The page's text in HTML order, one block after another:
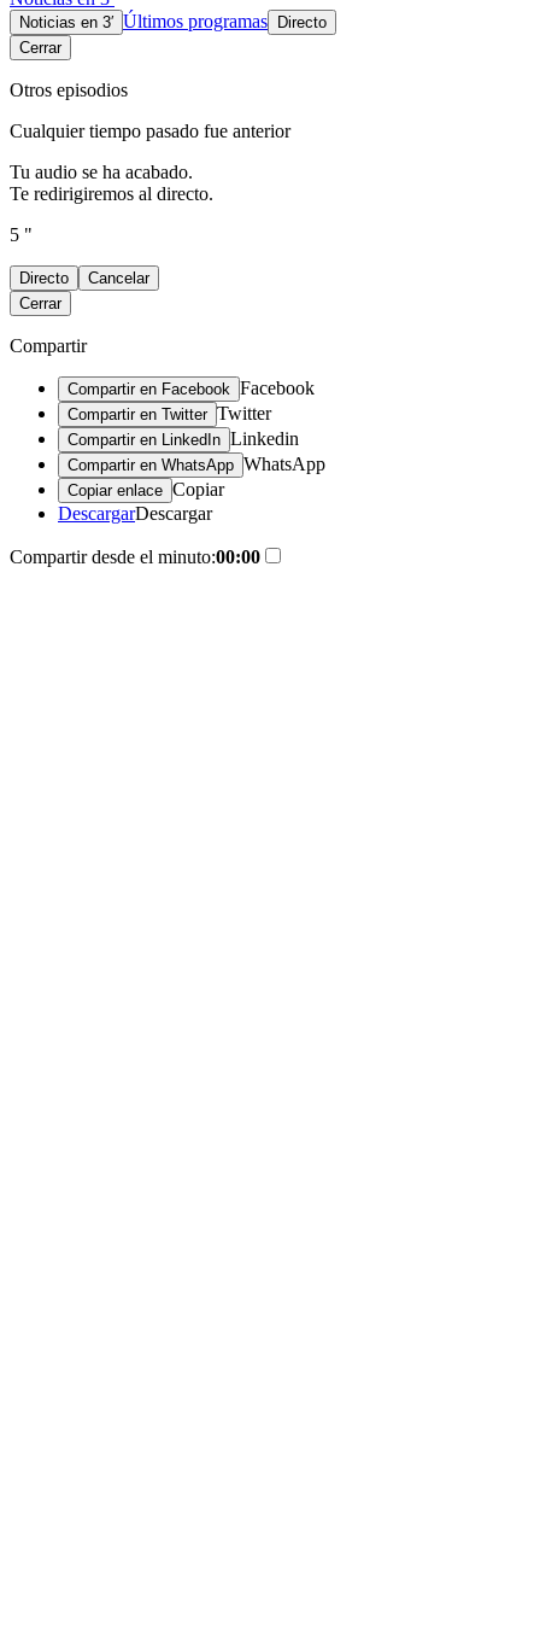
Noticias en 3′ Últimos programas
Directo
Cerrar
Otros episodios
Cualquier tiempo pasado fue anterior
Tu audio se ha acabado.
Te redirigiremos al directo.
5 "
Directo
Cancelar
Cerrar
Compartir
Compartir en Facebook Facebook
Compartir en Twitter Twitter
Compartir en LinkedIn Linkedin
Compartir en WhatsApp WhatsApp
Copiar enlace Copiar
DescargarDescargar
Compartir desde el minuto:00:00